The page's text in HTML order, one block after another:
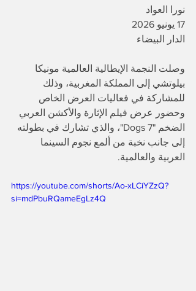
نورا العواد
17 يونيو 2026
الدار البيضاء
وصلت النجمة الإيطالية العالمية مونيكا
بيلوتشي إلى المملكة المغربية، وذلك
للمشاركة في فعاليات العرض الخاص
وحضور عرض فيلم الإثارة والأكشن العربي
الضخم "7 Dogs"، والذي تشارك في بطولته
إلى جانب نخبة من ألمع نجوم السينما
العربية والعالمية.
https://youtube.com/shorts/Ao-xLCiYZzQ?
si=mdPbuRQameEgLz4Q